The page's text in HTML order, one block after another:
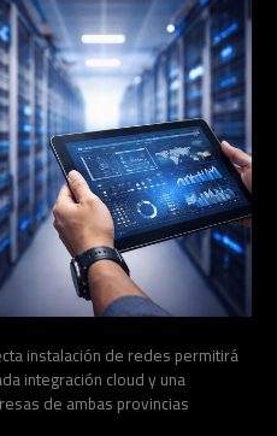
instalación de redes permitirá
integración cloud y una
de ambas provincias